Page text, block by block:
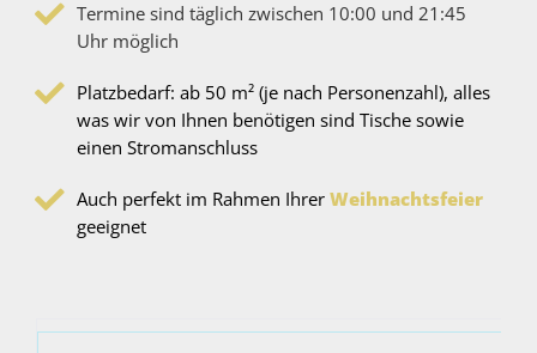
Termine sind täglich zwischen 10:00 und 21:45
Uhr möglich
Platzbedarf: ab 50 m² (je nach Personenzahl), alles
was wir von Ihnen benötigen sind Tische sowie
einen Stromanschluss
Auch perfekt im Rahmen Ihrer Weihnachtsfeier
geeignet